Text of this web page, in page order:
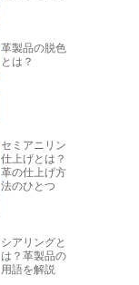
革製品の脱色
とは？
セミアニリン
仕上げとは？
革の仕上げ方
法のひとつ
シアリングと
は？革製品の
用語を解説